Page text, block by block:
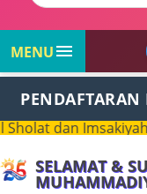
MENU
dan Imsakiyah
SELAMAT &